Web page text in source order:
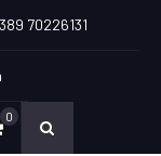
70226131
0